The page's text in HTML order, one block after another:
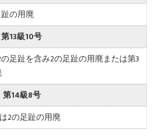
の用廃
第13級10号
足趾を含み2の足趾の用廃または第3
第14級8号
2の足趾の用廃